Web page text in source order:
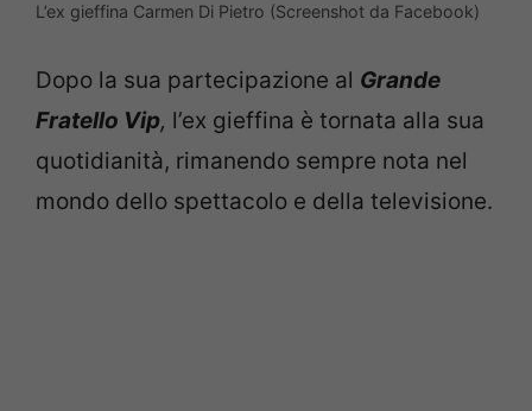
L’ex gieffina Carmen Di Pietro (Screenshot da Facebook)
Dopo la sua partecipazione al Grande
Fratello Vip, l’ex gieffina è tornata alla sua
quotidianità, rimanendo sempre nota nel
mondo dello spettacolo e della televisione.